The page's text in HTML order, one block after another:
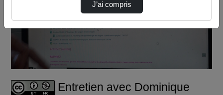
Lire
vidéo
Entretien avec Dominique
J’ai compris